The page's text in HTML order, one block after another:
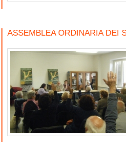
ASSEMBLEA ORDINARIA DEI